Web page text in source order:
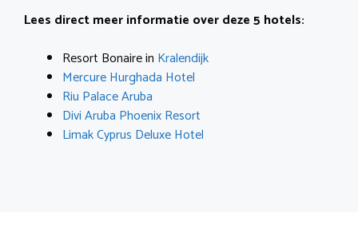
Lees direct meer informatie over deze 5 hotels:
Resort Bonaire in Kralendijk
Mercure Hurghada Hotel
Riu Palace Aruba
Divi Aruba Phoenix Resort
Limak Cyprus Deluxe Hotel